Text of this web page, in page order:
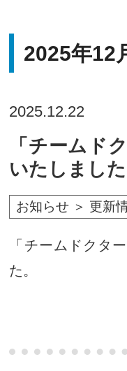
2025年12
2025.12.22
「チームド
いたしました
お知らせ ＞ 更新
「チームドクタ
た。